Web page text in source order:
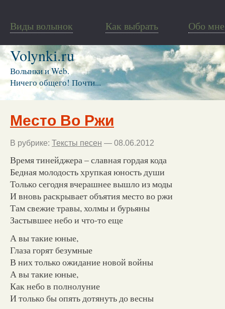
Виды волынок Как выбрать Обо мне
Volynki.ru
Волынки и Web.
Ничего общего! Почти...
Место Во Ржи
В рубрике: Тексты песен — 08.06.2012
Время тинейджера – славная гордая кода
Бедная молодость хрупкая юность души
Только сегодня вчерашнее вышло из моды
И вновь раскрывает объятия место во ржи
Там свежие травы, холмы и бурьяны
Застывшее небо и что-то еще
А вы такие юные,
Глаза горят безумные
В них только ожидание новой войны
А вы такие юные,
Как небо в полнолуние
И только бы опять дотянуть до весны